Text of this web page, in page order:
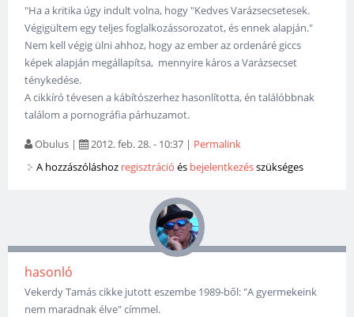
"Ha a kritika úgy indult volna, hogy "Kedves Varázsecsetesek.
Végigültem egy teljes foglalkozássorozatot, és ennek alapján."
Nem kell végig ülni ahhoz, hogy az ember az ordenáré giccs
képek alapján megállapítsa, mennyire káros a Varázsecset
ténykedése.
A cikkíró tévesen a kábítószerhez hasonlította, én találóbbnak
találom a pornográfia párhuzamot.
Obulus | 2012. feb. 28. - 10:37 | Permalink
A hozzászóláshoz regisztráció és bejelentkezésszükséges
hasonló
Vekerdy Tamás cikke jutott eszembe 1989-ből: "A gyermekeink
nem maradnak élve" címmel.